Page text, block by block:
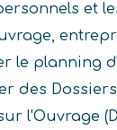
et
le planning
des
l'Ouvrage